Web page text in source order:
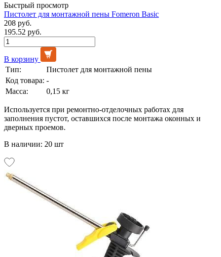
Быстрый просмотр
Пистолет для монтажной пены Fomeron Basic
208 руб.
195.52 руб.
В корзину
Тип:
Пистолет для монтажной пены
Код товара: -
Масса:
0,15 кг
Используется при ремонтно-отделочных работах для
заполнения пустот, оставшихся после монтажа оконных и
дверных проемов.
В наличии: 20 шт